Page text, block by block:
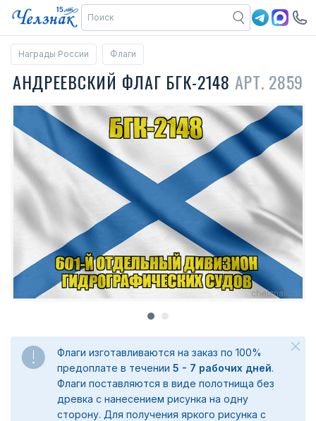
Награды России Флаги
АНДРЕЕВСКИЙ ФЛАГ БГК-2148 АРТ. 2859
Флаги изготавливаются на заказ по 100%
предоплате в течении 5 - 7 рабочих дней.
Флаги поставляются в виде полотнища без
древка с нанесением рисунка на одну
сторону. Для получения яркого рисунка с